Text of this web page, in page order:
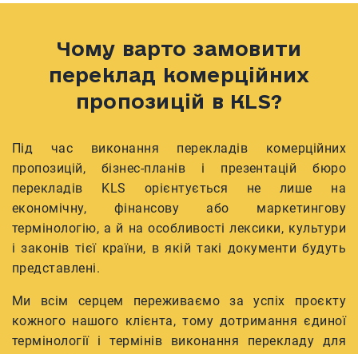
Чому варто замовити
переклад комерційних
пропозицій в KLS?
Під час виконання перекладів комерційних
пропозицій, бізнес-планів і презентацій бюро
перекладів KLS орієнтується не лише на
економічну, фінансову або маркетингову
термінологію, а й на особливості лексики, культури
і законів тієї країни, в якій такі документи будуть
представлені.
Ми всім серцем переживаємо за успіх проєкту
кожного нашого клієнта, тому дотримання єдиної
термінології і термінів виконання перекладу для